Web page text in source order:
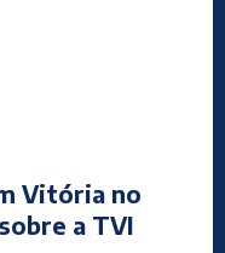
Vitória no
a TVI